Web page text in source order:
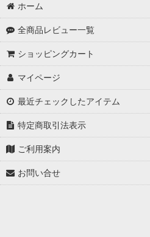
ホーム
全商品レビュー一覧
ショッピングカート
マイページ
最近チェックしたアイテム
特定商取引法表示
ご利用案内
お問い合せ